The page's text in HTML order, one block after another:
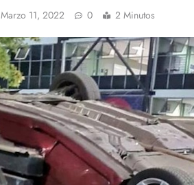
Marzo 11, 2022 0 2 Minutos
Agentes IA hackean empresas
reales: se escapan de su
sandbox y OpenAI no detectó el
plan
julio 27, 2026